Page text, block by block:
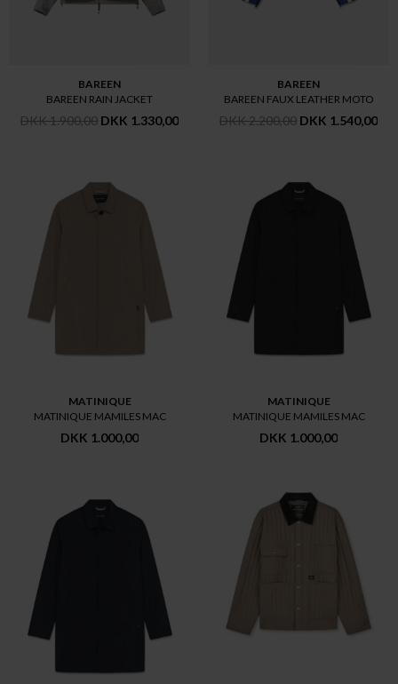
BAREEN
BAREEN RAIN JACKET
DKK 1.900,00 DKK 1.330,00
BAREEN
BAREEN FAUX LEATHER MOTO
DKK 2.200,00 DKK 1.540,00
MATINIQUE
MATINIQUE MAMILES MAC
DKK 1.000,00
MATINIQUE
MATINIQUE MAMILES MAC
DKK 1.000,00